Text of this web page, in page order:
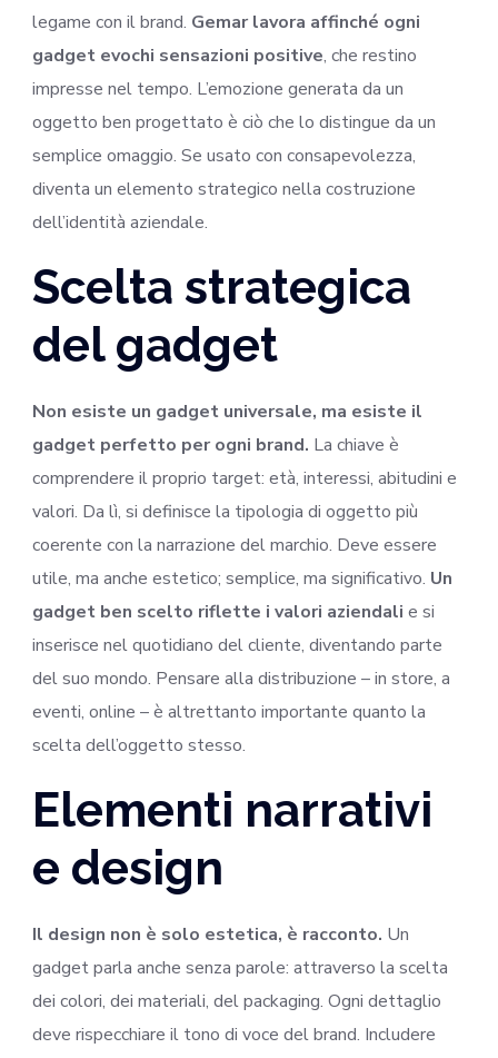
legame con il brand. Gemar lavora affinché ogni
gadget evochi sensazioni positive, che restino
impresse nel tempo. L’emozione generata da un
oggetto ben progettato è ciò che lo distingue da un
semplice omaggio. Se usato con consapevolezza,
diventa un elemento strategico nella costruzione
dell’identità aziendale.
Scelta strategica
del gadget
Non esiste un gadget universale, ma esiste il
gadget perfetto per ogni brand. La chiave è
comprendere il proprio target: età, interessi, abitudini e
valori. Da lì, si definisce la tipologia di oggetto più
coerente con la narrazione del marchio. Deve essere
utile, ma anche estetico; semplice, ma significativo. Un
gadget ben scelto riflette i valori aziendali e si
inserisce nel quotidiano del cliente, diventando parte
del suo mondo. Pensare alla distribuzione – in store, a
eventi, online – è altrettanto importante quanto la
scelta dell’oggetto stesso.
Elementi narrativi
e design
Il design non è solo estetica, è racconto. Un
gadget parla anche senza parole: attraverso la scelta
dei colori, dei materiali, del packaging. Ogni dettaglio
deve rispecchiare il tono di voce del brand. Includere